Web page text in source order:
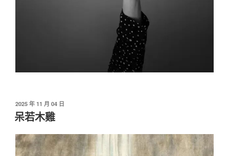
發
佈
於
2025 年 11 月 04 日
呆若木雞